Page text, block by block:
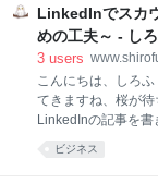
業職、事務職、な
らに、年代順か逆年
パターンで書くの
ついて、ど
る方へ、考え方の
場で得られたものは
ものはないか ３．
１．この職場で得
ときと、今の状態を
た状態がどこまで達
ろがなかった」な
LinkedInでスカ
めの工夫～ - し
3 users
こんにちは、しろ
てきますね、桜が
LinkedInの記事を
スキルを入力して
ビジネス